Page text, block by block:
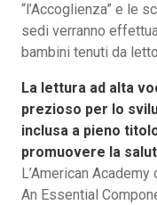
“l’Accoglienza” e le
sedi verranno
bambini tenuti da
La lettura ad alta
prezioso per lo
inclusa a pieno
promuovere la
L’American
An Essential